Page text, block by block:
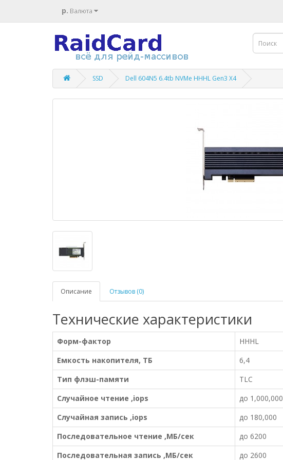
р. Валюта
SSD Dell 604N5 6.4tb NVMe HHHL Gen3 X4
Описание Отзывов (0)
Технические характеристики
Форм-фактор
HHHL
Емкость накопителя, ТБ
6,4
Тип флэш-памяти
TLC
Случайное чтение ,iops
до 1,000,000
Случайная запись ,iops
до 180,000
Последовательное чтение ,МБ/сек
до 6200
Последовательная запись ,МБ/сек
до 2600